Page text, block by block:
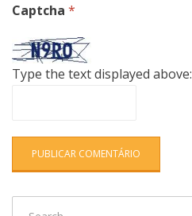
Captcha *
Type the text displayed above: